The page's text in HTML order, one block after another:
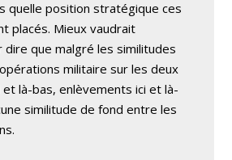
quelle position stratégique ces
placés. Mieux vaudrait
dire que malgré les similitudes
militaire sur les deux
là-bas, enlèvements ici et là-
similitude de fond entre les